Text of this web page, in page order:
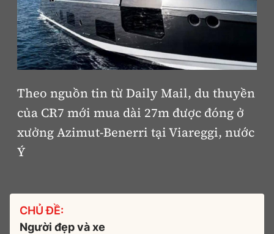
Theo nguồn tin từ Daily Mail, du thuyền
của CR7 mới mua dài 27m được đóng ở
xưởng Azimut-Benerri tại Viareggi, nước
Ý
CHỦ ĐỀ:
Người đẹp và xe